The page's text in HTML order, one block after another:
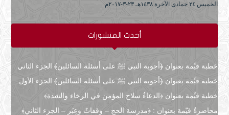
الخميس ۲٤ جمادى الآخرة ۱٤۳۸هـ ۲۳-۳-۲۰۱۷م
أحدث المنشورات
خطبة قيِّمة بعنوان ﴿أجوبة النبي ﷺ على أسئلة السائلين﴾ الجزء الثاني
خطبة قيِّمة بعنوان ﴿أجوبة النبي ﷺ على أسئلة السائلين﴾ الجزء الأول
خطبة قيِّمة بعنوان ﴿الدعاءُ سلاح المؤمن في الرخاء والشدة﴾
محاضرةٌ قيّمة بعنوان : ﴿مدرسة الحج – وقفاتٌ وعِبَر – الجزء الثاني﴾